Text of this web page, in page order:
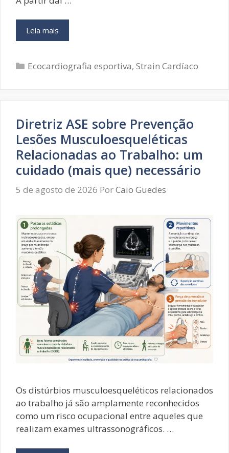
Leia mais
Esportiva
Trabeculação
Categorias
Ecocardiografia esportiva,Strain Cardíaco
Diretriz ASE sobre Prevenção
Lesões Musculoesqueléticas
Relacionadas ao Trabalho: um
cuidado (mais que) necessário
5 de agosto de 2026 PorCaio Guedes
Os distúrbios musculoesqueléticos relacionados
ao trabalho já são amplamente reconhecidos
como um risco ocupacional entre aqueles que
realizam exames ultrassonográficos. …